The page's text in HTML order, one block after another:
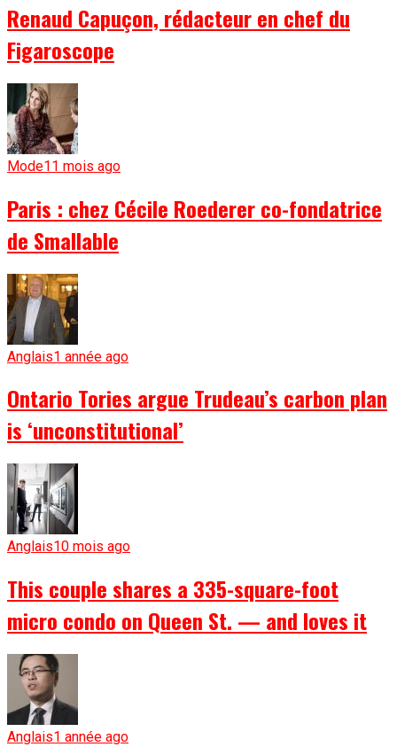
Renaud Capuçon, rédacteur en chef du
Figaroscope
Mode11 mois ago
Paris : chez Cécile Roederer co-fondatrice
de Smallable
Anglais1 année ago
Ontario Tories argue Trudeau’s carbon plan
is ‘unconstitutional’
Anglais10 mois ago
This couple shares a 335-square-foot
micro condo on Queen St. — and loves it
Anglais1 année ago